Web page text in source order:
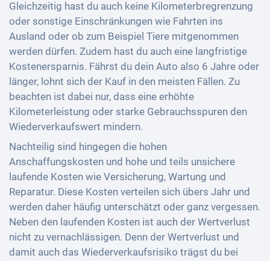
Gleichzeitig hast du auch keine Kilometerbregrenzung
oder sonstige Einschränkungen wie Fahrten ins
Ausland oder ob zum Beispiel Tiere mitgenommen
werden dürfen. Zudem hast du auch eine langfristige
Kostenersparnis. Fährst du dein Auto also 6 Jahre oder
länger, lohnt sich der Kauf in den meisten Fällen. Zu
beachten ist dabei nur, dass eine erhöhte
Kilometerleistung oder starke Gebrauchsspuren den
Wiederverkaufswert mindern.
Nachteilig sind hingegen die hohen
Anschaffungskosten und hohe und teils unsichere
laufende Kosten wie Versicherung, Wartung und
Reparatur. Diese Kosten verteilen sich übers Jahr und
werden daher häufig unterschätzt oder ganz vergessen.
Neben den laufenden Kosten ist auch der Wertverlust
nicht zu vernachlässigen. Denn der Wertverlust und
damit auch das Wiederverkaufsrisiko trägst du bei